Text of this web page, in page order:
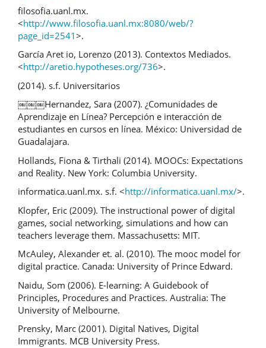
filosofia.uanl.mx.
<http://www.filosofia.uanl.mx:8080/web/?
page_id=2541>.
García Aret io, Lorenzo (2013). Contextos Mediados.
<http://aretio.hypotheses.org/736>.
(2014). s.f. Universitarios
￼￼￼Hernandez, Sara (2007). ¿Comunidades de
Aprendizaje en Línea? Percepción e interacción de
estudiantes en cursos en línea. México: Universidad de
Guadalajara.
Hollands, Fiona & Tirthali (2014). MOOCs: Expectations
and Reality. New York: Columbia University.
informatica.uanl.mx. s.f. <http://informatica.uanl.mx/>.
Klopfer, Eric (2009). The instructional power of digital
games, social networking, simulations and how can
teachers leverage them. Massachusetts: MIT.
McAuley, Alexander et. al. (2010). The mooc model for
digital practice. Canada: University of Prince Edward.
Naidu, Som (2006). E-learning: A Guidebook of
Principles, Procedures and Practices. Australia: The
University of Melbourne.
Prensky, Marc (2001). Digital Natives, Digital
Immigrants. MCB University Press.